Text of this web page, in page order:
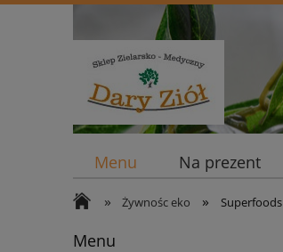
Menu Na prezent
» Żywnośc eko » Superfoods
Menu